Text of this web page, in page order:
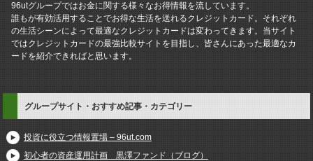
96utグループではお金に関する様々なお得情報を流しています。
誰もが有効活用することでお得な生活を送れるクレジットカード。それぞれ
の生活シーンによって最適なクレジットカードは変わってきます。当サイト
ではクレジットカードの最強比較サイトを目指し、皆さんにあった最適なカ
ードを紹介できればと思います。
グループサイト・おすすめ記事・カテゴリー
投資に役立つ情報置場 – 96ut.com
初心者の資産運用計画 黒澤ファンド（ブログ）